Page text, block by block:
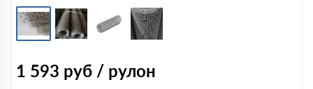
1 593 руб / рулон